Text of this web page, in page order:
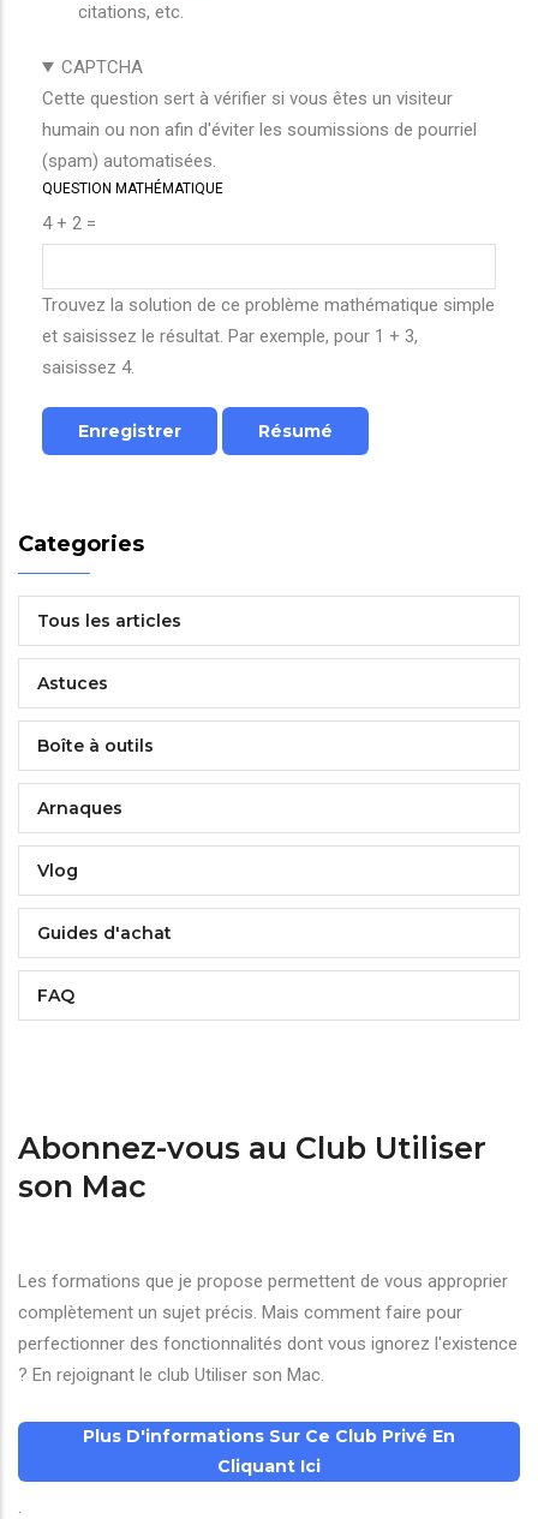
citations, etc.
CAPTCHA
Cette question sert à vérifier si vous êtes un visiteur
humain ou non afin d'éviter les soumissions de pourriel
(spam) automatisées.
QUESTION MATHÉMATIQUE
4 + 2 =
Trouvez la solution de ce problème mathématique simple
et saisissez le résultat. Par exemple, pour 1 + 3,
saisissez 4.
Categories
Tous les articles
Astuces
Boîte à outils
Arnaques
Vlog
Guides d'achat
FAQ
Abonnez-vous au Club Utiliser
son Mac
Les formations que je propose permettent de vous approprier
complètement un sujet précis. Mais comment faire pour
perfectionner des fonctionnalités dont vous ignorez l'existence
? En rejoignant le club Utiliser son Mac.
Plus D'informations Sur Ce Club Privé En
Cliquant Ici
.